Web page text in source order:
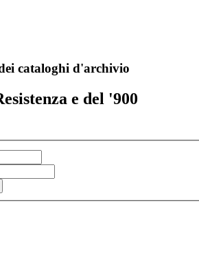
cataloghi d'archivio
e del '900